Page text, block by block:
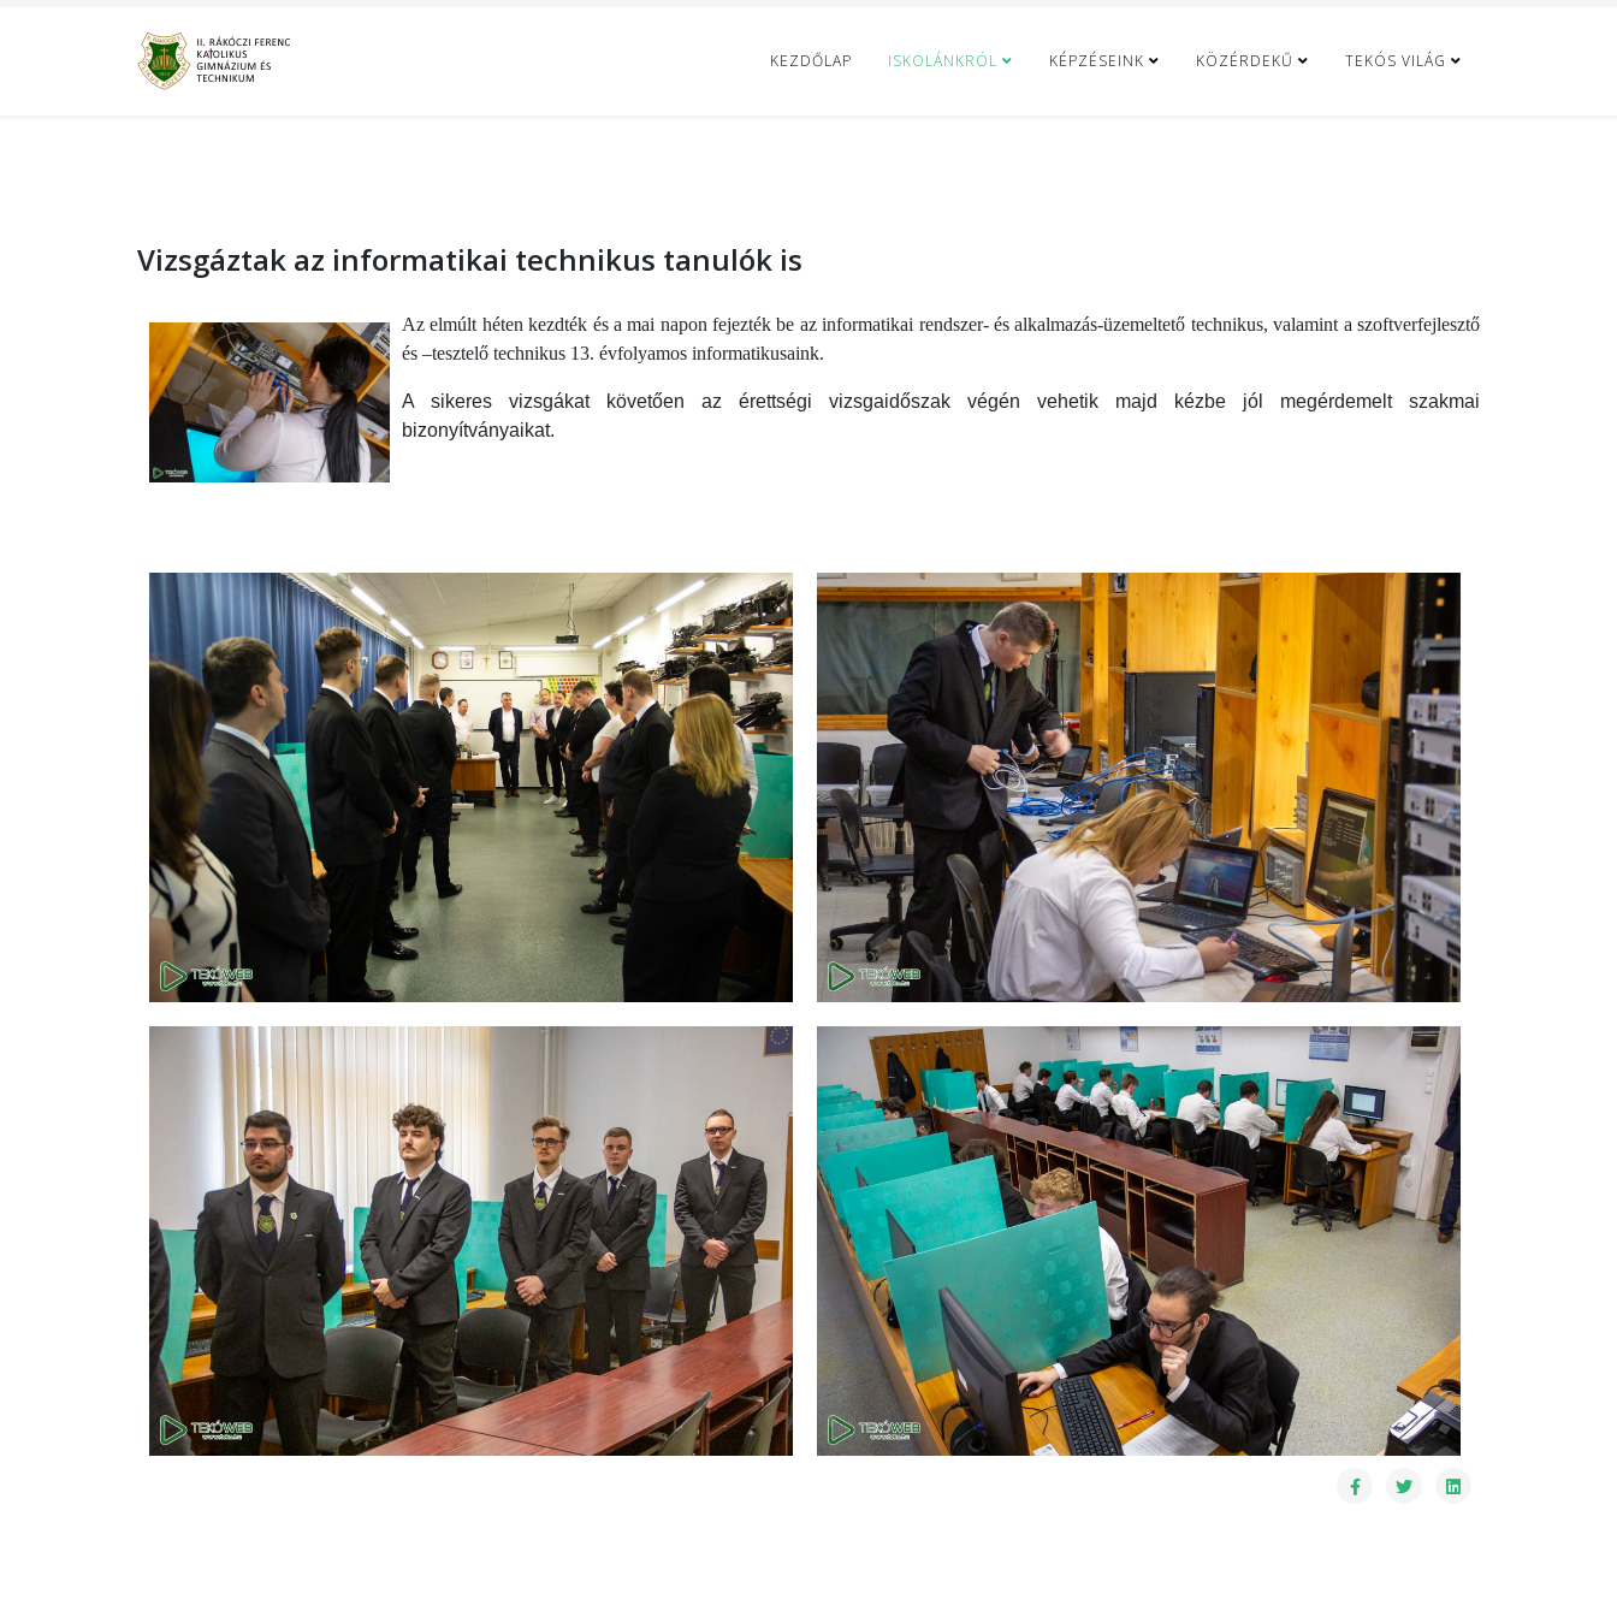
KEZDŐLAP ISKOLÁNKRÓL KÉPZÉSEINK KÖZÉRDEKŰ TEKÓS VILÁG
Vizsgáztak az informatikai technikus tanulók is
Az elmúlt héten kezdték és a mai napon fejezték be az informatikai rendszer- és alkalmazás-üzemeltető technikus, valamint a szoftverfejlesztő
és –tesztelő technikus 13. évfolyamos informatikusaink.
A sikeres vizsgákat követően az érettségi vizsgaidőszak végén vehetik majd kézbe jól megérdemelt szakmai
bizonyítványaikat.